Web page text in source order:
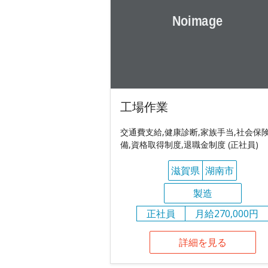
工場作業
交通費支給,健康診断,家族手当,社会保
備,資格取得制度,退職金制度 (正社員)
滋賀県 湖南市
製造
正社員
月給270,000円
詳細を見る